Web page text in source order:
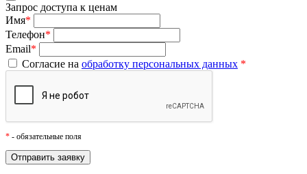
Запрос доступа к ценам
Имя*
Телефон*
Email*
Согласие на обработку персональных данных *
* - обязательные поля